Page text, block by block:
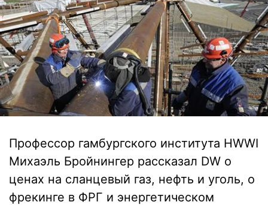
Профессор гамбургского института HWWI
Михаэль Бройнингер рассказал DW о
ценах на сланцевый газ, нефть и уголь, о
фрекинге в ФРГ и энергетическом